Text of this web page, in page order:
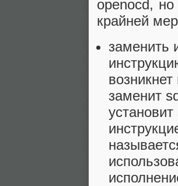
openocd,
крайней
заменить
заменит